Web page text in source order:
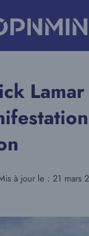
à jour le : 21 mars